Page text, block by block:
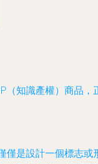
知識產權）商品，
是設計一個標志或